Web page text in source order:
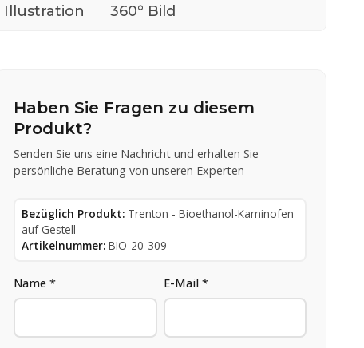
Illustration 360° Bild
Haben Sie Fragen zu diesem
Produkt?
Senden Sie uns eine Nachricht und erhalten Sie
persönliche Beratung von unseren Experten
Bezüglich Produkt: Trenton - Bioethanol-Kaminofen
auf Gestell
Artikelnummer: BIO-20-309
Name * E-Mail *